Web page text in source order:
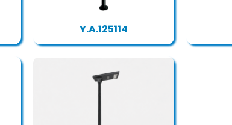
Y.A.125114